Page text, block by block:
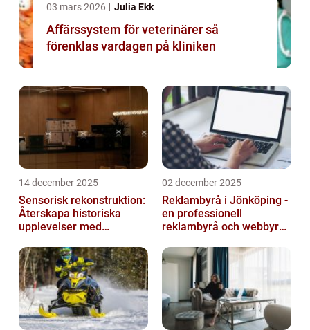
03 mars 2026 Julia Ekk
Affärssystem för veterinärer så
förenklas vardagen på kliniken
14 december 2025
Sensorisk rekonstruktion:
Återskapa historiska
upplevelser med
02 december 2025
Reklambyrå i Jönköping -
en professionell
reklambyrå och webbyrå
kommunikati...